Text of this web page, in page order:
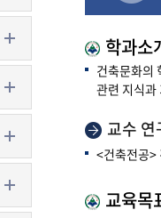
학과소
건축문화의
관련 지식과
교수
<건축전공>
교육목